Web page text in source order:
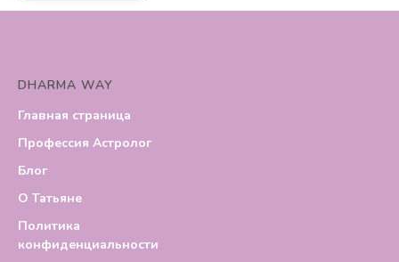
DHARMA WAY
Главная страница
Профессия Астролог
Блог
О Татьяне
Политика
конфиденциальности